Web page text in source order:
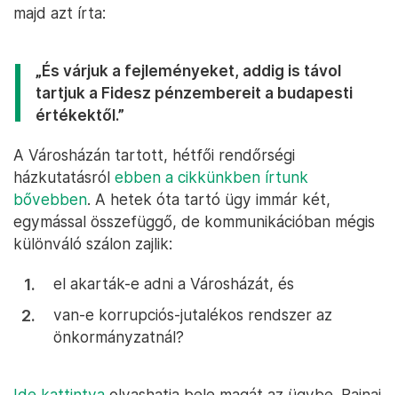
majd azt írta:
„És várjuk a fejleményeket, addig is távol
tartjuk a Fidesz pénzembereit a budapesti
értékektől.”
A Városházán tartott, hétfői rendőrségi
házkutatásról ebben a cikkünkben írtunk
bővebben. A hetek óta tartó ügy immár két,
egymással összefüggő, de kommunikációban mégis
különváló szálon zajlik:
el akarták-e adni a Városházát, és
van-e korrupciós-jutalékos rendszer az
önkormányzatnál?